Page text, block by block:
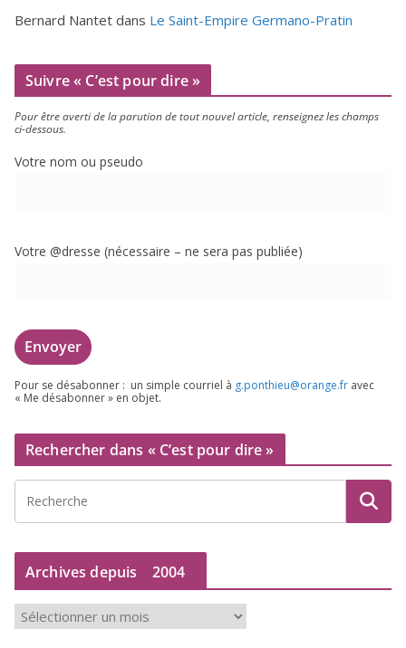
Bernard Nantet dans Le Saint-Empire Germano-Pratin
Suivre « C’est pour dire »
Pour être aver­ti de la paru­tion de tout nou­vel article, ren­sei­gnez les champs
ci-dessous.
Votre nom ou pseudo
Votre @dresse (néces­saire – ne sera pas publiée)
Pour se désa­bon­ner : un simple cour­riel à g.​ponthieu@​orange.​fr avec
« Me désa­bon­ner » en objet.
Rechercher dans « C’est pour dire »
Archives depuis 2004